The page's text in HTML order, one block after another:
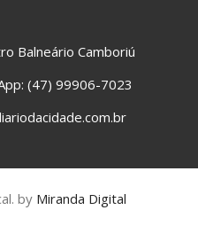
Balneário Camboriú
(47) 99906-7023
by Miranda Digital